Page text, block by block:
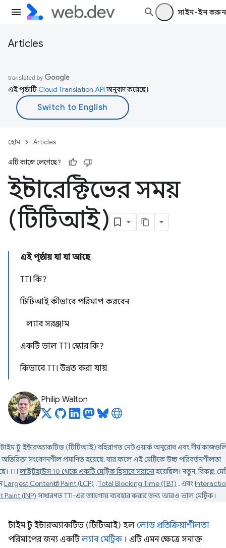
সাইন-ইন করুন
Articles
এই পৃষ্ঠাটিCloud Translation APIঅনুবাদ করেছে।
হোম Articles
এটি কাজে লেগেছে?
ইন্টারেক্টিভের সময়
(টিটিআই)
এই পৃষ্ঠায় যা যা আছে
TTI কি?
টিটিআই কীভাবে পরিমাপ করবেন
ল্যাব সরঞ্জাম
একটি ভাল TTI স্কোর কি?
কিভাবে TTI উন্নত করা যায়
Philip Walton
টাইম টু ইন্টারঅ্যাকটিভ (টিটিআই) বহিরাগত নেটওয়ার্ক অনুরোধ এবং দীর্ঘ
সংবেদনশীল প্রমাণিত হয়েছে, যার ফলে এই মেট্রিকে উচ্চ পরিবর্তনশীলতা
TTIলাইটহাউস 10 থেকে একটি মেট্রিক হিসাবে সরানোহয়েছিল। নতুন, বিকল্প,
Largest Contentful Paint (LCP) ,Total Blocking Time (TBT) , এবং
Paint (INP) সাধারণত TTI-এর জায়গায় ব্যবহার করার জন্য আরও ভাল মেট্রিক।
টাইম টু ইন্টারঅ্যাকটিভ (টিটিআই) হল লোড প্রতিক্রিয়াশীলতা
পরিমাপের জন্য একটিল্যাব মেট্রিক। এটি এমন ক্ষেত্রে সনাক্ত